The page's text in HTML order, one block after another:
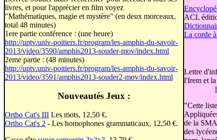
livres, et pour l'apprécier en film voyez
"Mathématiques, magie et mystère" (en deux morceaux,
total 48 minutes)
1ere partie conférence : (une heure)
http://uptv.univ-poitiers.fr/program/les-amphis-du-savoir-
2013/video/3590/amphis2013-souder-mov/index.html
2eme partie : (48 minutes)
http://uptv.univ-poitiers.fr/program/les-amphis-du-savoir-
2013/video/3591/amphis2013-souder2-mov/index.html
Nouveautés Jeux :
Ortho Cat's III Les mots, 12,50 €.
Ortho Cat's 2 - Les homophones grammaticaux, 12,50 €.
ACL
La corde
Lettre
l'Irem et
"Cette
de la
des